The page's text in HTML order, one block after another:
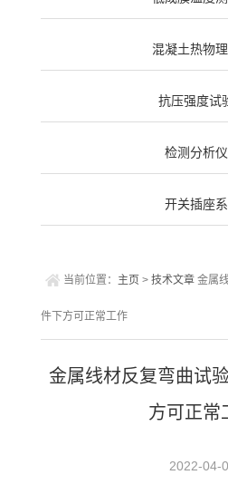
混凝土热物
抗压强度试
检测分析
开关插座系
当前位置： 主页 > 技术文章 金属
件下方可正常工作
金属线材反复弯曲试
方可正常
2022-04-